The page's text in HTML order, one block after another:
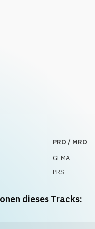
PRO / MRO
GEMA
PRS
dieses Tracks: